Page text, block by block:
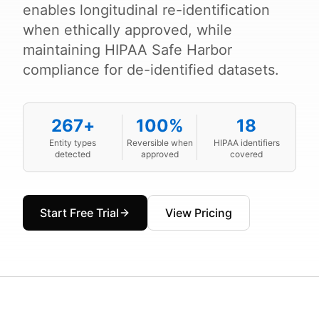
enables longitudinal re-identification
when ethically approved, while
maintaining HIPAA Safe Harbor
compliance for de-identified datasets.
267+
Entity types
detected
100%
Reversible when
approved
18
HIPAA identifiers
covered
Start Free Trial View Pricing